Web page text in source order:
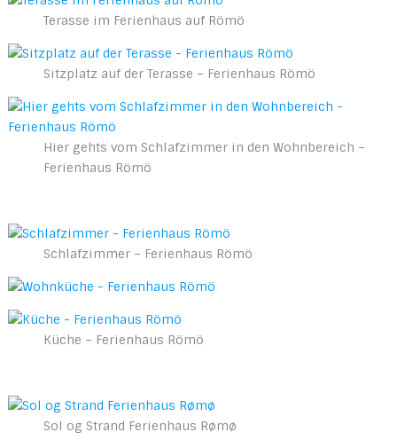
Terasse im Ferienhaus auf Römö
Sitzplatz auf der Terasse – Ferienhaus Römö
Hier gehts vom Schlafzimmer in den Wohnbereich –
Ferienhaus Römö
Schlafzimmer – Ferienhaus Römö
Küche – Ferienhaus Römö
Sol og Strand Ferienhaus Rømø